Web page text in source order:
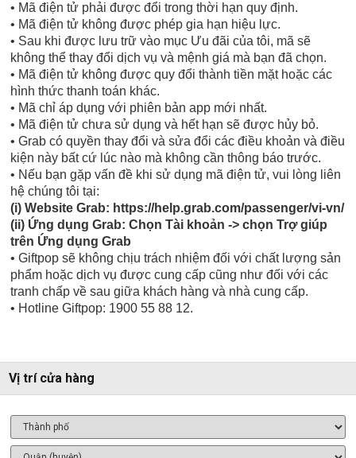
• Mã điện tử phải được đổi trong thời hạn quy định.
• Mã điện tử không được phép gia hạn hiệu lực.
• Sau khi được lưu trữ vào mục Ưu đãi của tôi, mã sẽ
không thể thay đổi dịch vụ và mệnh giá mà bạn đã chọn.
• Mã điện tử không được quy đổi thành tiền mặt hoặc các
hình thức thanh toán khác.
• Mã chỉ áp dụng với phiên bản app mới nhất.
• Mã điện tử chưa sử dụng và hết hạn sẽ được hủy bỏ.
• Grab có quyền thay đổi và sửa đổi các điều khoản và điều
kiện này bất cứ lúc nào mà không cần thông báo trước.
• Nếu bạn gặp vấn đề khi sử dụng mã điện tử, vui lòng liên
hệ chúng tôi tại:
(i) Website Grab: https://help.grab.com/passenger/vi-vn/
(ii) Ứng dụng Grab: Chọn Tài khoản -> chọn Trợ giúp
trên Ứng dụng Grab
• Giftpop sẽ không chịu trách nhiệm đối với chất lượng sản
phẩm hoặc dịch vụ được cung cấp cũng như đối với các
tranh chấp về sau giữa khách hàng và nhà cung cấp.
• Hotline Giftpop: 1900 55 88 12.
Vị trí cửa hàng